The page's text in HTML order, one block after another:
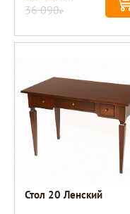
36 090Р
Стол 20 Ленский